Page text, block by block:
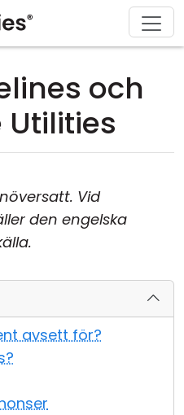
och
Utilities
Vid
den engelska
avsett för?